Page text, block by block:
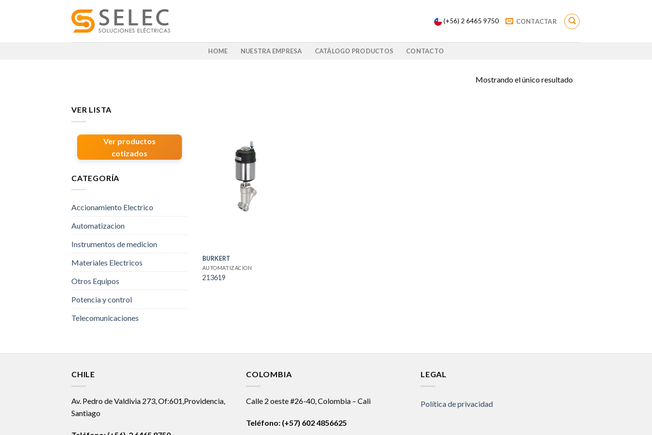
(+56) 2 6465 9750 CONTACTAR
HOME NUESTRA EMPRESA CATÁLOGO PRODUCTOS CONTACTO
Mostrando el único resultado
VER LISTA
Ver productos
cotizados
CATEGORÍA
Accionamiento Electrico
Automatizacion
Instrumentos de medicion
Materiales Electricos
Otros Equipos
Potencia y control
Telecomunicaciones
BURKERT
AUTOMATIZACION
213619
CHILE
Av. Pedro de Valdivia 273, Of:601,Providencia,
Santiago
COLOMBIA
Calle 2 oeste #26-40, Colombia – Cali
Teléfono: (+57) 602 4856625
LEGAL
Política de privacidad